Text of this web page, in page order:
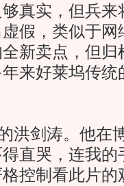
真实，但兵来
假，类似于网
新卖点，但归
来好莱坞传统
剑涛。他在
直哭，连我的
控制看此片的